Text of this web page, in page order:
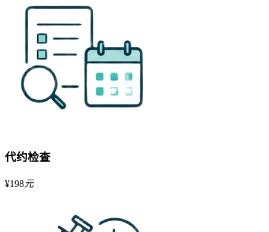
代约检查
¥198元